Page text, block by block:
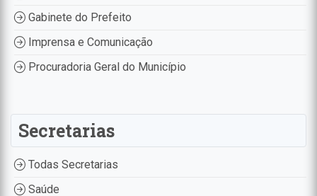
Gabinete do Prefeito
Imprensa e Comunicação
Procuradoria Geral do Município
Secretarias
Todas Secretarias
Saúde